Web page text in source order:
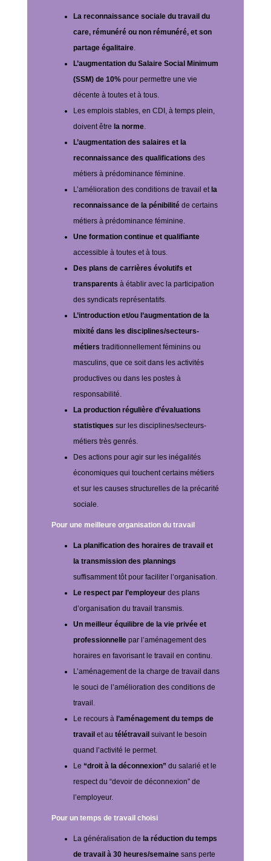
La reconnaissance sociale du travail du
care, rémunéré ou non rémunéré, et son
partage égalitaire.
L’augmentation du Salaire Social Minimum
(SSM) de 10%pour permettre une vie
décente à toutes et à tous.
Les emplois stables, en CDI, à temps plein,
doivent être la norme.
L’augmentation des salaires et la
reconnaissance des qualifications des
métiers à prédominance féminine.
L’amélioration des conditions de travail etla
reconnaissance de la pénibilitéde certains
métiers à prédominance féminine.
Une formation continue et qualifiante
accessible à toutes et à tous.
Des plans de carrières évolutifs et
transparents à établir avec la participation
des syndicats représentatifs.
L’introduction et/ou l’augmentation de la
mixité dans les disciplines/secteurs-
métiers traditionnellement féminins ou
masculins, que ce soit dans les activités
productives ou dans les postes à
responsabilité.
La production régulière d’évaluations
statistiques sur les disciplines/secteurs-
métiers très genrés.
Des actions pour agir sur les inégalités
économiques qui touchent certains métiers
et sur les causes structurelles de la précarité
sociale.
Pour une meilleure organisation du travail
La planification des horaires de travail et
la transmission des plannings
suffisamment tôt pour faciliter l’organisation.
Le respect par l’employeurdes plans
d’organisation du travail transmis.
Un meilleur équilibre de la vie privée et
professionnelle par l’aménagement des
horaires en favorisant le travail en continu.
L’aménagement de la charge de travail dans
le souci de l’amélioration des conditions de
travail.
Le recours à l’aménagement du temps de
travail et au télétravail suivant le besoin
quand l’activité le permet.
Le “droit à la déconnexion” du salarié et le
respect du “devoir de déconnexion” de
l’employeur.
Pour un temps de travail choisi
La généralisation de la réduction du temps
de travail à 30 heures/semainesans perte